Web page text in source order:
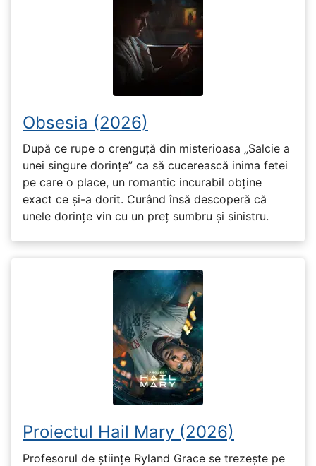
Obsesia (2026)
După ce rupe o crenguță din misterioasa „Salcie a
unei singure dorințe” ca să cucerească inima fetei
pe care o place, un romantic incurabil obține
exact ce și-a dorit. Curând însă descoperă că
unele dorințe vin cu un preț sumbru și sinistru.
Proiectul Hail Mary (2026)
Profesorul de științe Ryland Grace se trezește pe